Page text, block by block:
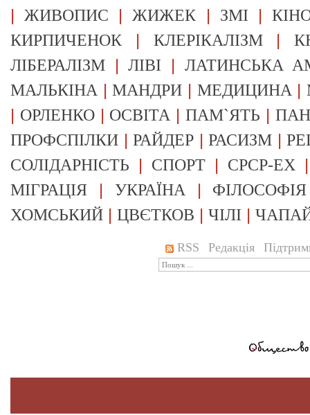
|ЖИВОПИС |ЖИЖЕК | ЗМІ |
КИРПИЧЕНОК | КЛЕРІКАЛІЗМ|
ЛІБЕРАЛІЗМ |ЛІВІ | ЛАТИНСЬКА
МАЛЬКІНА |МАНДРИ | МЕДИЦИНА |
| ОРЛЕНКО| ОСВІТА |ПАМ`ЯТЬ |
ПРОФСПІЛКИ |РАЙДЕР |РАСИЗМ |
СОЛІДАРНІСТЬ | СПОРТ | СРСР-EX
МІГРАЦІЯ | УКРАЇНА | ФІЛОСОФІЯ
ХОМСЬКИЙ | ЦВЄТКОВ | ЧІЛІ |
RSS Редакція